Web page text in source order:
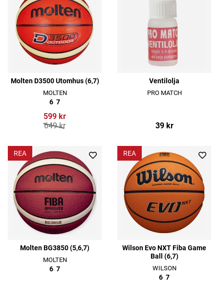
Molten D3500 Utomhus (6,7)
MOLTEN
6 7
599 kr
649 kr
Ventilolja
PRO MATCH
39 kr
REA
Molten BG3850 (5,6,7)
MOLTEN
6 7
REA
Wilson Evo NXT Fiba Game
Ball (6,7)
WILSON
6 7